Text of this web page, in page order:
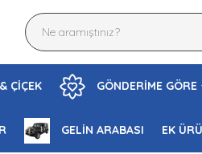
ÇİÇEK GÖNDERİME GÖRE
GELİN ARABASI EK